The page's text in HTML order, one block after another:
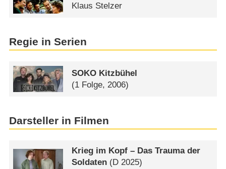
Klaus Stelzer
Regie in Serien
SOKO Kitzbühel
(1 Folge, 2006)
Darsteller in Filmen
Krieg im Kopf – Das Trauma der
Soldaten (D 2025)